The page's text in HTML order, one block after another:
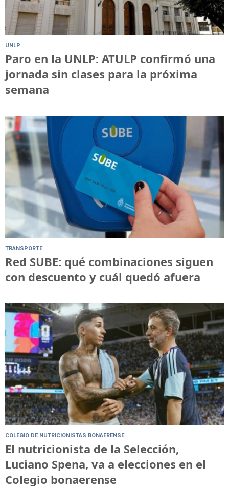
UNLP
Paro en la UNLP: ATULP confirmó una
jornada sin clases para la próxima
semana
TRANSPORTE
Red SUBE: qué combinaciones siguen
con descuento y cuál quedó afuera
COLEGIO DE NUTRICIONISTAS BONAERENSE
El nutricionista de la Selección,
Luciano Spena, va a elecciones en el
Colegio bonaerense